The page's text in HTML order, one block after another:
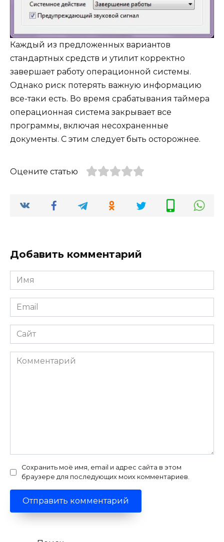
Каждый из предложенных вариантов
стандартных средств и утилит корректно
завершает работу операционной системы.
Однако риск потерять важную информацию
все-таки есть. Во время срабатывания таймера
операционная система закрывает все
программы, включая несохраненные
документы. С этим следует быть осторожнее.
Оцените статью
Добавить комментарий
Имя
*
Email
*
Сайт
Комментарий
Сохранить моё имя, email и адрес сайта в этом
браузере для последующих моих комментариев.